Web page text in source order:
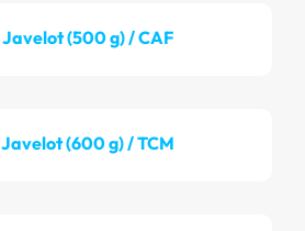
Javelot (500 g) / CAF
Javelot (600 g) / TCM